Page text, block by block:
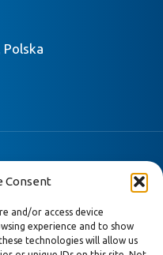
Consent
and/or access device
experience and to show
technologies will allow us